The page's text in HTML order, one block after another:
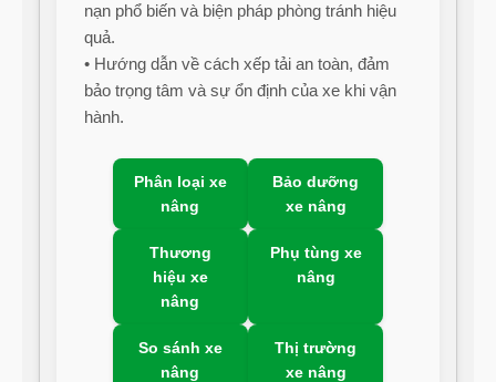
nạn phổ biến và biện pháp phòng tránh hiệu
quả.
• Hướng dẫn về cách xếp tải an toàn, đảm
bảo trọng tâm và sự ổn định của xe khi vận
hành.
Phân loại xe
nâng
Bảo dưỡng
xe nâng
Thương
hiệu xe
nâng
Phụ tùng xe
nâng
So sánh xe
nâng
Thị trường
xe nâng